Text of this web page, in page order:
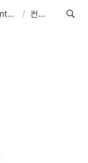
PatentPia 데이터/DB/AI 소개 / 컨셉 카테고리(*)